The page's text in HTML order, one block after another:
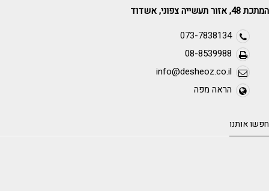
המתכת 48, אזור תעשייה צפוני, אשדוד
073-7838134
08-8539988
info@desheoz.co.il
הראה מפה
חפשו אותנו